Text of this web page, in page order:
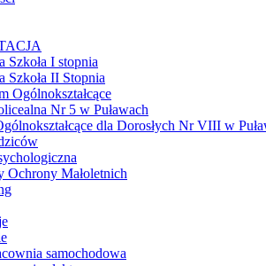
Szkoła I stopnia
Szkoła II Stopnia
Ogólnokształcące
Nr 5 w Puławach
dla Dorosłych Nr VIII w
Ochrony Małoletnich
samochodowa